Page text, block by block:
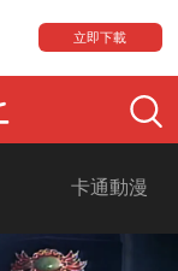
立即下載
卡通動漫